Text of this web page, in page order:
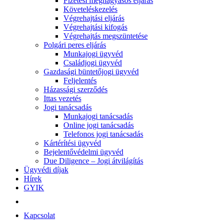
Követeléskezelés
Végrehajtási eljárás
Végrehajtási kifogás
Végrehajtás megszüntetése
Polgári peres eljárás
Munkajogi ügyvéd
Családjogi ügyvéd
Gazdasági büntetőjogi ügyvéd
Feljelentés
Házassági szerződés
Ittas vezetés
Jogi tanácsadás
Munkajogi tanácsadás
Online jogi tanácsadás
Telefonos jogi tanácsadás
Kártérítési ügyvéd
Bejelentővédelmi ügyvéd
Due Diligence – Jogi átvilágítás
Ügyvédi díjak
Hírek
GYIK
Kapcsolat